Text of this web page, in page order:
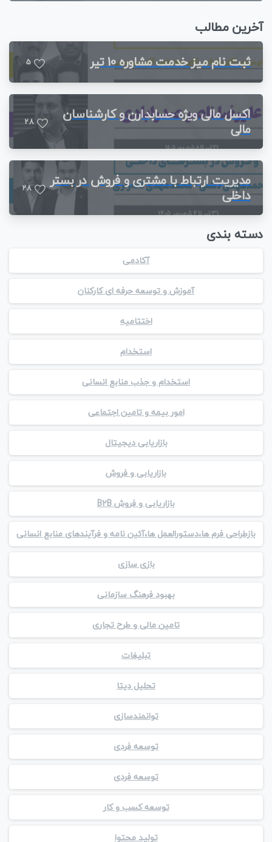
آخرین مطالب
ثبت نام میز خدمت مشاوره 10 تیر
5
اکسل مالی ویژه حسابدارن و کارشناسان
مالی 28
مدیریت ارتباط با مشتری و فروش در بستر
داخلی 28
دسته بندی
آکادمی
آموزش و توسعه حرفه ای کارکنان
اختتامیه
استخدام
استخدام و جذب منابع انسانی
امور بیمه و تامین اجتماعی
بازاریابی دیجیتال
بازاریابی و فروش
بازاریابی و فروش B2B
بازطراحی فرم ها،دستورالعمل ها،آئین نامه و فرآیندهای منابع انسانی
بازی سازی
بهبود فرهنگ سازمانی
تامین مالی و طرح تجاری
تبلیغات
تحلیل دیتا
توانمندسازی
توسعه فردی
توسعه فردی
توسعه کسب و کار
تولید محتوا